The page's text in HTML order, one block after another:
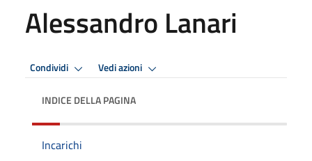
Alessandro Lanari
Condividi Vedi azioni
INDICE DELLA PAGINA
Incarichi